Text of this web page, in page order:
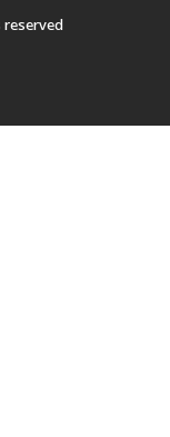
reserved